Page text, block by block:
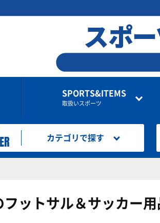
SPORTS&ITEMS
取扱いスポーツ
カテゴリで探す
フットサル＆サッカー用